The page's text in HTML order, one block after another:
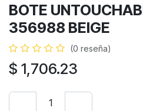
BOTE
356988 BEIGE
(0 reseña)
$ 1,706.23